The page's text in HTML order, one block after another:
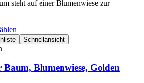
Schnellansicht
Baum, Blumenwiese, Golden